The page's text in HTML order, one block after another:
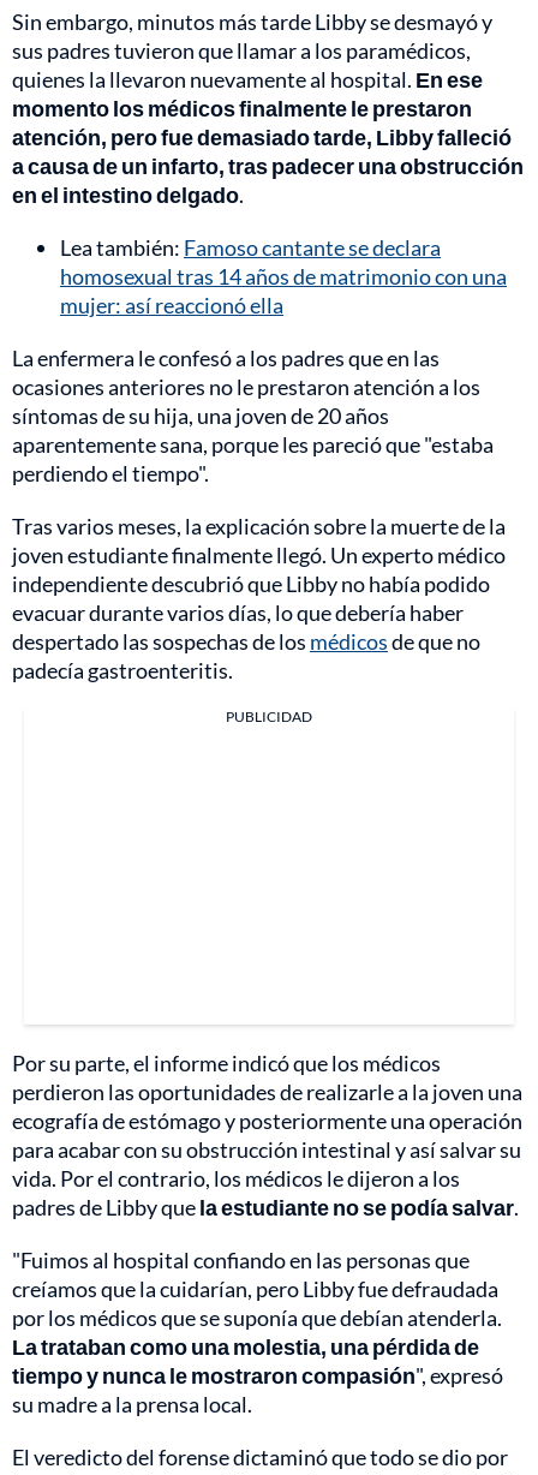
Sin embargo, minutos más tarde Libby se desmayó y
sus padres tuvieron que llamar a los paramédicos,
quienes la llevaron nuevamente al hospital. En ese
momento los médicos finalmente le prestaron
atención, pero fue demasiado tarde, Libby falleció
a causa de un infarto, tras padecer una obstrucción
en el intestino delgado.
Lea también: Famoso cantante se declara
homosexual tras 14 años de matrimonio con una
mujer: así reaccionó ella
La enfermera le confesó a los padres que en las
ocasiones anteriores no le prestaron atención a los
síntomas de su hija, una joven de 20 años
aparentemente sana, porque les pareció que "estaba
perdiendo el tiempo".
Tras varios meses, la explicación sobre la muerte de la
joven estudiante finalmente llegó. Un experto médico
independiente descubrió que Libby no había podido
evacuar durante varios días, lo que debería haber
despertado las sospechas de los médicosde que no
padecía gastroenteritis.
PUBLICIDAD
Por su parte, el informe indicó que los médicos
perdieron las oportunidades de realizarle a la joven una
ecografía de estómago y posteriormente una operación
para acabar con su obstrucción intestinal y así salvar su
vida. Por el contrario, los médicos le dijeron a los
padres de Libby quela estudiante no se podía salvar.
"Fuimos al hospital confiando en las personas que
creíamos que la cuidarían, pero Libby fue defraudada
por los médicos que se suponía que debían atenderla.
La trataban como una molestia, una pérdida de
tiempo y nunca le mostraron compasión", expresó
su madre a la prensa local.
El veredicto del forense dictaminó que todo se dio por